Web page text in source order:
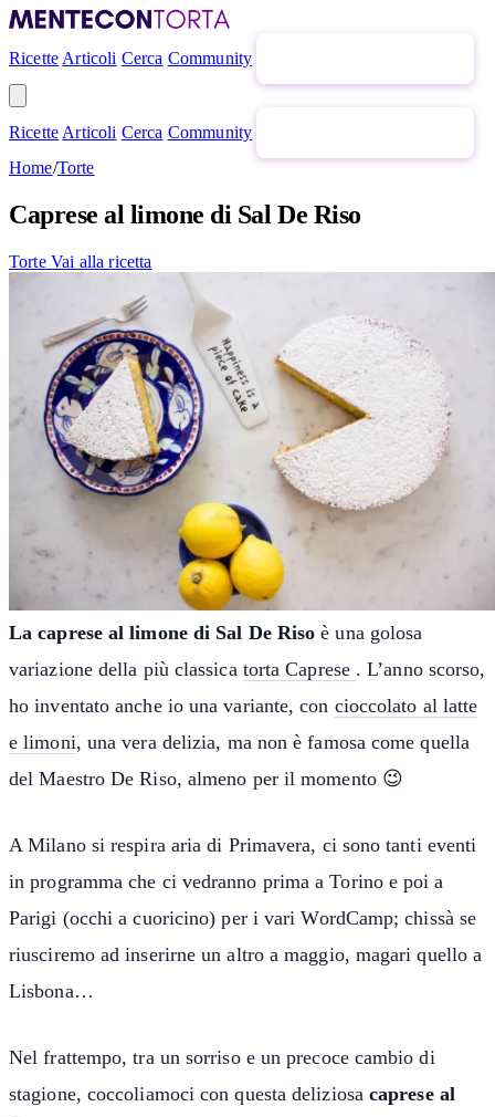
Ricette Articoli Cerca Community
Ricette Articoli Cerca Community
Home/Torte
Caprese al limone di Sal De Riso
TorteVai alla ricetta
La caprese al limone di Sal De Riso è una golosa
variazione della più classica torta Caprese . L’anno scorso,
ho inventato anche io una variante, con cioccolato al latte
e limoni, una vera delizia, ma non è famosa come quella
del Maestro De Riso, almeno per il momento 😉
A Milano si respira aria di Primavera, ci sono tanti eventi
in programma che ci vedranno prima a Torino e poi a
Parigi (occhi a cuoricino) per i vari WordCamp; chissà se
riusciremo ad inserirne un altro a maggio, magari quello a
Lisbona…
Nel frattempo, tra un sorriso e un precoce cambio di
stagione, coccoliamoci con questa deliziosa caprese al